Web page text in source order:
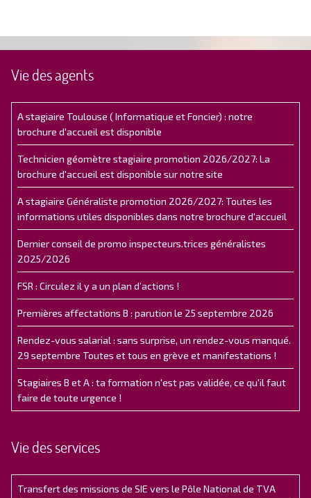
Vie des agents
A stagiaire Toulouse ( Informatique et Foncier) : notre
brochure d'accueil est disponible
Technicien géomètre stagiaire promotion 2026/2027: La
brochure d'accueil est disponible sur notre site
A stagiaire Généraliste promotion 2026/2027: Toutes les
informations utiles disponibles dans notre brochure d'accueil
Dernier conseil de promo inspecteurs.trices généralistes
2025/2026
FSR : Circulez il y a un plan d’actions !
Premières affectations B : parution le 25 septembre 2026
Rendez-vous salarial : sans surprise, un rendez-vous manqué.
29 septembre Toutes et tous en grève et manifestations !
Stagiaires B et A : ta formation n'est pas validée, ce qu'il faut
faire de toute urgence !
Vie des services
Transfert des missions de SIE vers le Pôle National de TVA